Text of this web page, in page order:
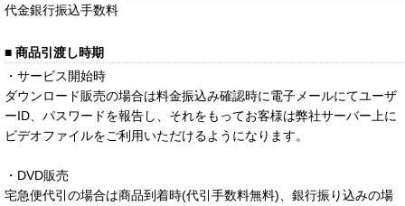
代金銀行振込手数料
■ 商品引渡し時期
・サービス開始時
ダウンロード販売の場合は料金振込み確認時に電子メールにてユーザ
ーID、パスワードを報告し、それをもってお客様は弊社サーバー上に
ビデオファイルをご利用いただけるようになります。
・DVD販売
宅急便代引の場合は商品到着時(代引手数料無料)、銀行振り込みの場